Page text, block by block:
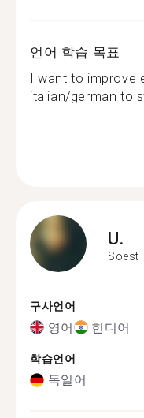
언어 학습 목표
I want to improve
italian/german to
U.
Soest
구사언어
영어 힌디어
학습언어
독일어